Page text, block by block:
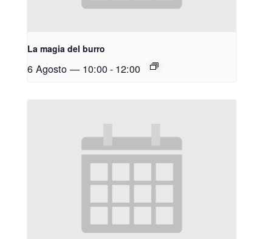
La magia del burro
6 Agosto — 10:00- 12:00